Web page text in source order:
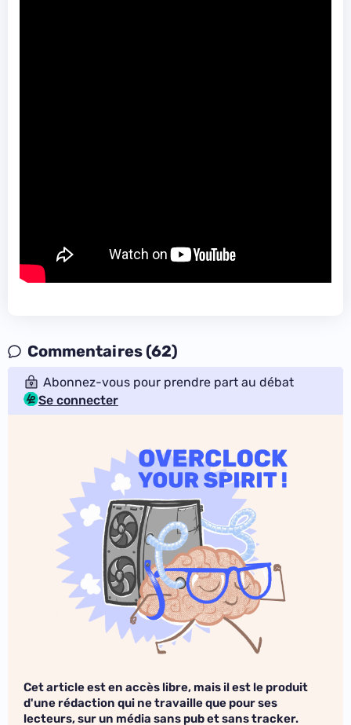
Commentaires (62)
Abonnez-vous pour prendre part au débat
Se connecter
Cet article est en accès libre, mais il est le produit
d'une rédaction qui ne travaille que pour ses
lecteurs, sur un média sans pub et sans tracker.